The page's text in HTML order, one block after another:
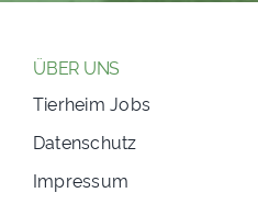
ÜBER UNS
Tierheim Jobs
Datenschutz
Impressum